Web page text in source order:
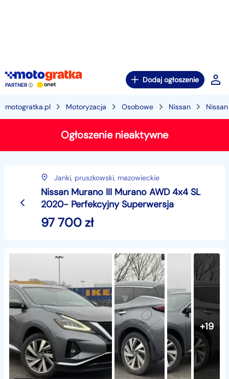
PARTNER
Dodaj ogłoszenie
motogratka.pl Motoryzacja Osobowe Nissan
Ogłoszenie nieaktywne
Janki, pruszkowski, mazowieckie
Nissan Murano III Murano AWD 4x4 SL
2020- Perfekcyjny Superwersja
97 700zł
+19